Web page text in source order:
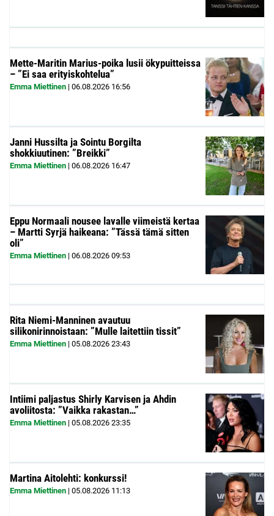
Mette-Maritin Marius-poika lusii ökypuitteissa
– ”Ei saa erityiskohtelua”
Emma Miettinen | 06.08.2026 16:56
Janni Hussilta ja Sointu Borgilta
shokkiuutinen: ”Breikki”
Emma Miettinen | 06.08.2026 16:47
Eppu Normaali nousee lavalle viimeistä kertaa
– Martti Syrjä haikeana: ”Tässä tämä sitten
oli”
Emma Miettinen | 06.08.2026 09:53
Rita Niemi-Manninen avautuu
silikonirinnoistaan: ”Mulle laitettiin tissit”
Emma Miettinen | 05.08.2026 23:43
Intiimi paljastus Shirly Karvisen ja Ahdin
avoliitosta: ”Vaikka rakastan…”
Emma Miettinen | 05.08.2026 23:35
Martina Aitolehti: konkurssi!
Emma Miettinen | 05.08.2026 11:13